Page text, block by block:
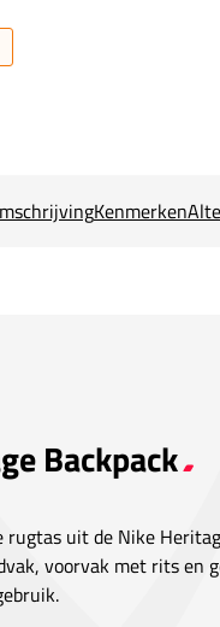
Kenmerken
Backpack
rugtas uit de Nike
voorvak met rits en